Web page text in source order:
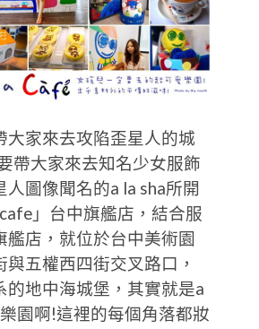
大家來去攻陷歪星人的城
帶大家來去知名少女服飾
人圖像聞名的a la sha所開
」台中旗艦店，結合服
艦店，就位於台中美術園
五權西四街交叉路口，
的地中海城堡，其實就是a
園啊!這裡的每個角落都妝